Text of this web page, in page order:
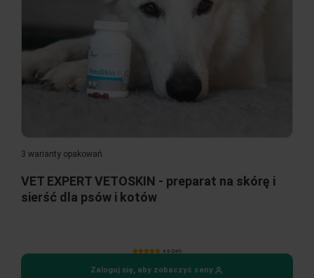
3 warianty opakowań
VET EXPERT VETOSKIN - preparat na skórę i
sierść dla psów i kotów
4.9 (341)
Zaloguj się, aby zobaczyć ceny